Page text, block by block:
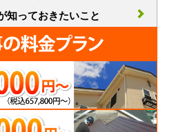
知っておきたいこと